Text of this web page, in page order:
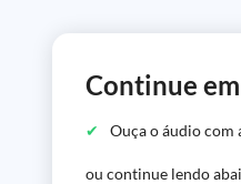
Continue
Ouça o áudio com
ou continue lendo